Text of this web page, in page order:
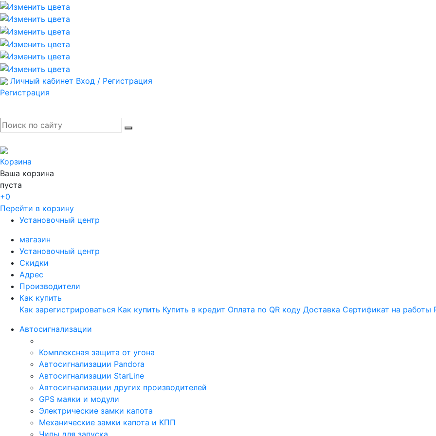
Личный кабинет Вход / Регистрация
Регистрация
Корзина
Ваша корзина
пуста
+0
Перейти в корзину
Установочный центр
магазин
Установочный центр
Скидки
Адрес
Производители
Как купить
Как зарегистрироваться Как купить Купить в кредит Оплата по QR коду Доставка Сертификат на работы
Автосигнализации
Комплексная защита от угона
Автосигнализации Pandora
Автосигнализации StarLine
Автосигнализации других производителей
GPS маяки и модули
Электрические замки капота
Механические замки капота и КПП
Чипы для запуска